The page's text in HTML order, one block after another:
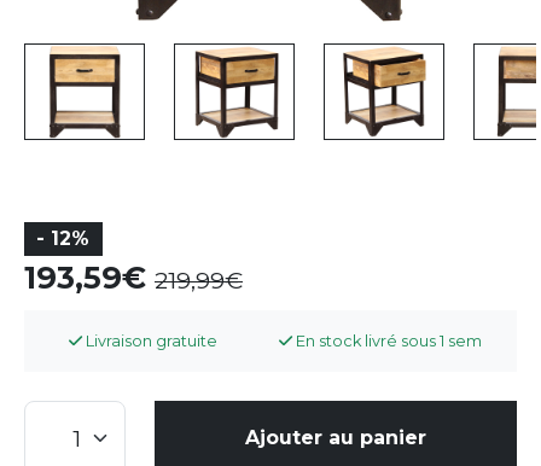
- 12%
193,59 219,99
Livraison gratuite En stock livré sous 1 sem
Ajouter au panier